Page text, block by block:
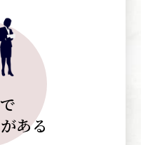
ある